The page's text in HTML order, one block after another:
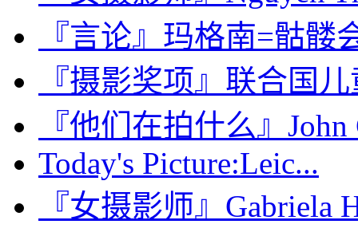
『言论』玛格南=骷髅
『摄影奖项』联合国
『他们在拍什么』
Today's Picture:Leic...
『女摄影师』Gabriela